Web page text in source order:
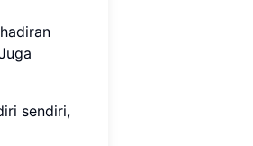
sendiri,